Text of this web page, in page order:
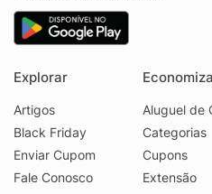
Explorar
Artigos
Black Friday
Enviar Cupom
Fale Conosco
Aluguel de
Categorias
Cupons
Extensão